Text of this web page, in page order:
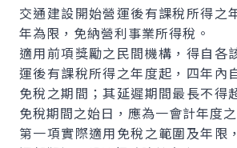
交通建設開始營運後有課稅所得之
年為限，免納營利事業所得稅。
適用前項獎勵之民間機構，得自各
運後有課稅所得之年度起，四年內
免稅之期間；其延遲期間最長不得
免稅期間之始日，應為一會計年度
第一項實際適用免稅之範圍及年限